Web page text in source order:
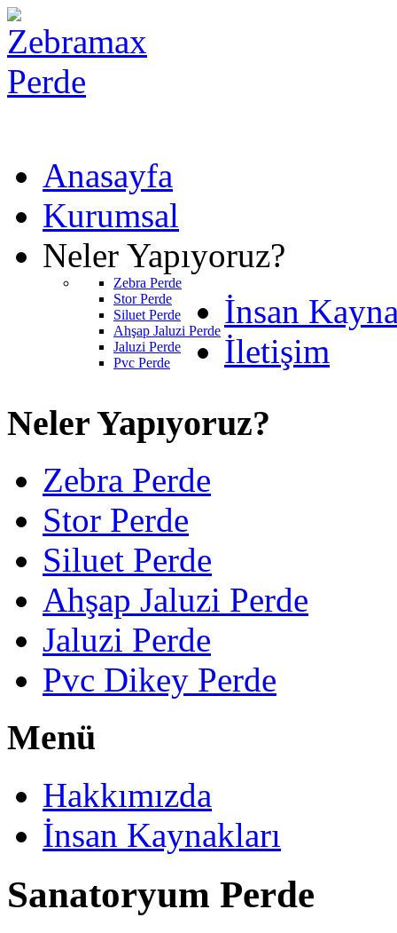
Anasayfa
Kurumsal
Neler Yapıyoruz?
Zebra Perde
Stor Perde
Siluet Perde
Ahşap Jaluzi Perde
Jaluzi Perde
Pvc Perde
İnsan
İletişim
Neler Yapıyoruz?
Zebra Perde
Stor Perde
Siluet Perde
Ahşap Jaluzi Perde
Jaluzi Perde
Pvc Dikey Perde
Menü
Hakkımızda
İnsan Kaynakları
Sanatoryum Perde